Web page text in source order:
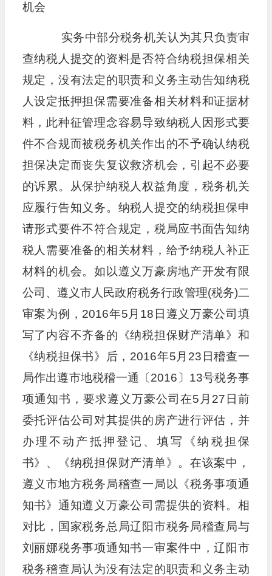
机会
实务中部分税务机关认为其只负责审
查纳税人提交的资料是否符合纳税担保相关
规定，没有法定的职责和义务主动告知纳税
人设定抵押担保需要准备相关材料和证据材
料，此种征管理念容易导致纳税人因形式要
件不合规而被税务机关作出的不予确认纳税
担保决定而丧失复议救济机会，引起不必要
的诉累。从保护纳税人权益角度，税务机关
应履行告知义务。纳税人提交的纳税担保申
请形式要件不符合规定，税局应书面告知纳
税人需要准备的相关材料，给予纳税人补正
材料的机会。如以遵义万豪房地产开发有限
公司、遵义市人民政府税务行政管理(税务)二
审案为例，2016年5月18日遵义万豪公司填
写了内容不齐备的《纳税担保财产清单》和
《纳税担保书》后，2016年5月23日稽查一
局作出遵市地税稽一通〔2016〕13号税务事
项通知书，要求遵义万豪公司在5月27日前
委托评估公司对其提供的房产进行评估，并
办理不动产抵押登记、填写《纳税担保
书》、《纳税担保财产清单》。在该案中，
遵义市地方税务局稽查一局以《税务事项通
知书》通知遵义万豪公司需提供的资料。相
对比，国家税务总局辽阳市税务局稽查局与
刘丽娜税务事项通知书一审案件中，辽阳市
税务稽查局认为没有法定的职责和义务主动